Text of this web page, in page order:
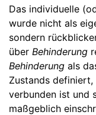
Das individuelle
wurde nicht als
sondern
über Behinderung
Behinderung als
Zustands
verbunden ist und
maßgeblich